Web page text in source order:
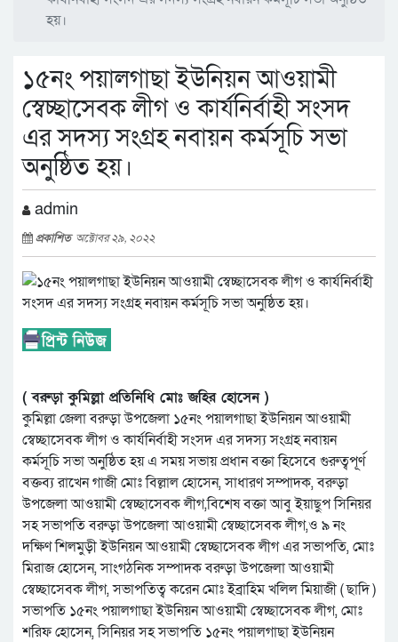
হয়।
১৫নং পয়ালগাছা ইউনিয়ন আওয়ামী
স্বেচ্ছাসেবক লীগ ও কার্যনির্বাহী সংসদ
এর সদস্য সংগ্রহ নবায়ন কর্মসূচি সভা
অনুষ্ঠিত হয়।
admin
প্রকাশিত অক্টোবর ২৯, ২০২২
( বরুড়া কুমিল্লা প্রতিনিধি মোঃ জহির হোসেন )
কুমিল্লা জেলা বরুড়া উপজেলা ১৫নং পয়ালগাছা ইউনিয়ন আওয়ামী
স্বেচ্ছাসেবক লীগ ও কার্যনির্বাহী সংসদ এর সদস্য সংগ্রহ নবায়ন
কর্মসূচি সভা অনুষ্ঠিত হয় এ সময় সভায় প্রধান বক্তা হিসেবে গুরুত্বপূর্ণ
বক্তব্য রাখেন গাজী মোঃ বিল্লাল হোসেন, সাধারণ সম্পাদক, বরুড়া
উপজেলা আওয়ামী স্বেচ্ছাসেবক লীগ,বিশেষ বক্তা আবু ইয়াছুপ সিনিয়র
সহ সভাপতি বরুড়া উপজেলা আওয়ামী স্বেচ্ছাসেবক লীগ,ও ৯ নং
দক্ষিণ শিলমুড়ী ইউনিয়ন আওয়ামী স্বেচ্ছাসেবক লীগ এর সভাপতি, মোঃ
মিরাজ হোসেন, সাংগঠনিক সম্পাদক বরুড়া উপজেলা আওয়ামী
স্বেচ্ছাসেবক লীগ, সভাপতিত্ব করেন মোঃ ইব্রাহিম খলিল মিয়াজী ( ছাদি )
সভাপতি ১৫নং পয়ালগাছা ইউনিয়ন আওয়ামী স্বেচ্ছাসেবক লীগ, মোঃ
শরিফ হোসেন, সিনিয়র সহ সভাপতি ১৫নং পয়ালগাছা ইউনিয়ন